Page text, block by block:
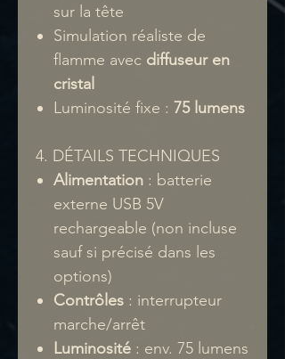
sur la tête
Simulation réaliste de
flamme avec diffuseur en
cristal
Luminosité fixe : 75 lumens
4. DÉTAILS TECHNIQUES
Alimentation : batterie
externe USB 5V
rechargeable (non incluse
sauf si précisé dans les
options)
Contrôles : interrupteur
marche/arrêt
Luminosité : env. 75 lumens